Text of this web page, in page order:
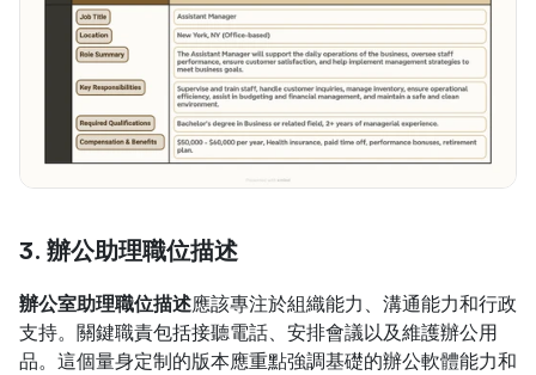
3. 辦公助理職位描述
辦公室助理職位描述應該專注於組織能力、溝通能力和行政
支持。關鍵職責包括接聽電話、安排會議以及維護辦公用
品。這個量身定制的版本應重點強調基礎的辦公軟體能力和